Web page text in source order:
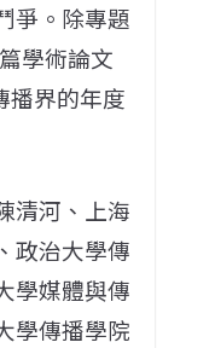
爭。除專題
學術論文
播界的年度
清河、上海
政治大學傳
學媒體與傳
學傳播學院